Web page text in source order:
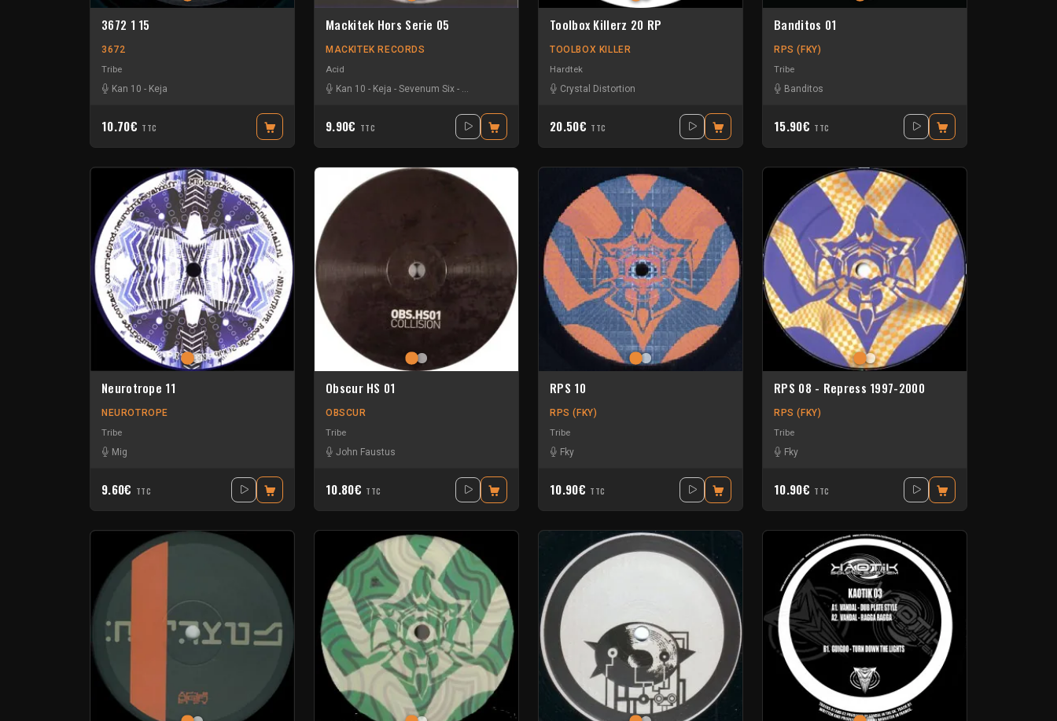
3672 1 15
3672
Tribe
Kan 10 - Keja
10.70€ TTC
Mackitek Hors Serie 05
MACKITEK RECORDS
Acid
Kan 10 - Keja - Sevenum Six - Stefan ZMK
9.90€ TTC
Toolbox Killerz 20 RP
TOOLBOX KILLER
Hardtek
Crystal Distortion
20.50€ TTC
Banditos 01
RPS (FKY)
Tribe
Banditos
15.90€ TTC
Neurotrope 11
NEUROTROPE
Tribe
Mig
9.60€ TTC
Obscur HS 01
OBSCUR
Tribe
John Faustus
10.80€ TTC
RPS 10
RPS (FKY)
Tribe
Fky
10.90€ TTC
RPS 08 - Repress 1997-2000
RPS (FKY)
Tribe
Fky
10.90€ TTC